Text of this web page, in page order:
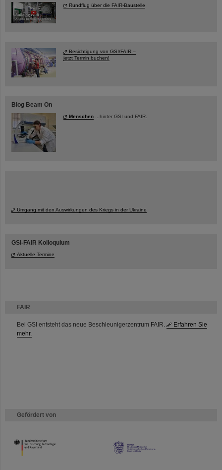
FAIR
Bei GSI entsteht das neue Beschleunigerzentrum FAIR.
Erfahren Sie
mehr.
Gefördert von
HMWK
Rundflug über die FAIR-Baustelle
Besichtigung von GSI/FAIR –
jetzt Termin buchen!
Blog Beam On
Menschen ...hinter GSI und FAIR.
Umgang mit den Auswirkungen des Kriegs in der Ukraine
GSI-FAIR Kolloquium
Aktuelle Termine